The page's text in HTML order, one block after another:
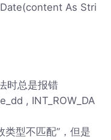
As Stri
时总是报错
, INT_ROW_DA
类型不匹配”，但是